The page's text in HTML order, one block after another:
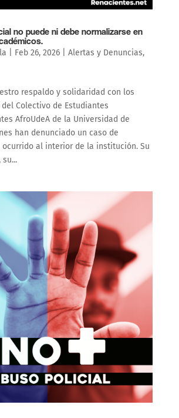
no puede ni debe normalizarse en
Feb 26, 2026| Alertas y Denuncias,
respaldo y solidaridad con los
Colectivo de Estudiantes
AfroUdeA de la Universidad de
han denunciado un caso de
al interior de la institución. Su